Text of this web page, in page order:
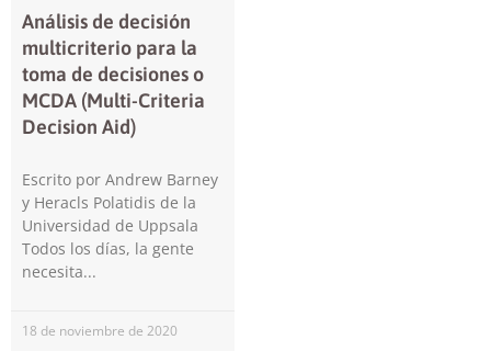
Análisis de decisión
multicriterio para la
toma de decisiones o
MCDA (Multi-Criteria
Decision Aid)
Escrito por Andrew Barney
y Heracls Polatidis de la
Universidad de Uppsala
Todos los días, la gente
necesita
18 de noviembre de 2020